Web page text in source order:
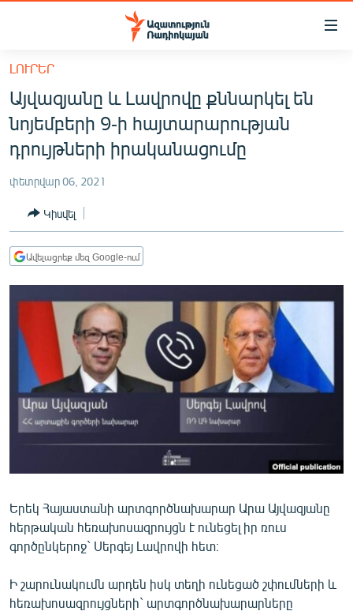
Մատչելիության
հիմնական
բովանդակությանը
Անցնել
հիմնական
մենյուին
ՀԱՅԱՍՏԱՆ
ՔԱՂԱՔԱԿԱՆ
ՀԱՍԱՐԱԿՈՒԹՅՈՒՆ
ՏՆՏԵՍՈՒԹՅՈՒՆ
ՂԱՐԱԲԱՂ
ՊԱՏԵՐԱԶՄԻ 6 ՇԱԲԱԹՆԵՐԸ
ՏԱՐԱԾԱՇՐՋԱՆ
ՄԻՋԱԶԳԱՅԻՆ
ՄՇԱԿՈՒՅԹ
ՍՊՈՐՏ
ԿՈՐՈՆԱՎԻՐՈՒՍ
ԱՐԽԻՎ
ԲԱՆԱՎԵՃ
ԼՈՒՐԵՐ
Այվազյանը և Լավրովը քննարկել են
նոյեմբերի 9-ի հայտարարության
դրույթների իրականացումը
փետրվար 06, 2021
Կիսվել
Ավելացրեք մեզ Google-ում
Երեկ Հայաստանի արտգործնախարար Արա Այվազյանը
հերթական հեռախոսազրույցն է ունեցել իր ռուս
գործընկերոջ` Սերգեյ Լավրովի հետ։
Ի շարունակումն արդեն իսկ տեղի ունեցած շփումների և
հեռախոսազրույցների` արտգործնախարարները